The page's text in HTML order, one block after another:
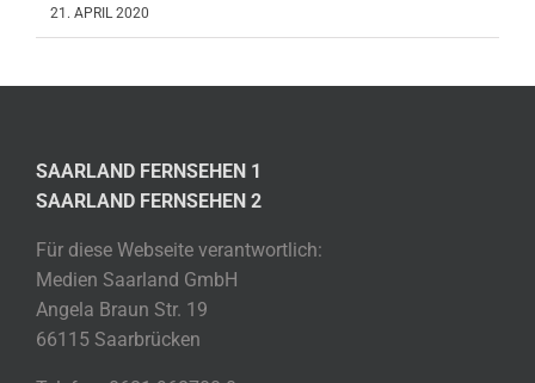
21. APRIL 2020
SAARLAND FERNSEHEN 1
SAARLAND FERNSEHEN 2
Für diese Webseite verantwortlich:
Medien Saarland GmbH
Angela Braun Str. 19
66115 Saarbrücken